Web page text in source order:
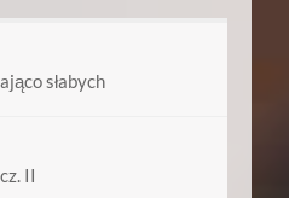
słabych
II